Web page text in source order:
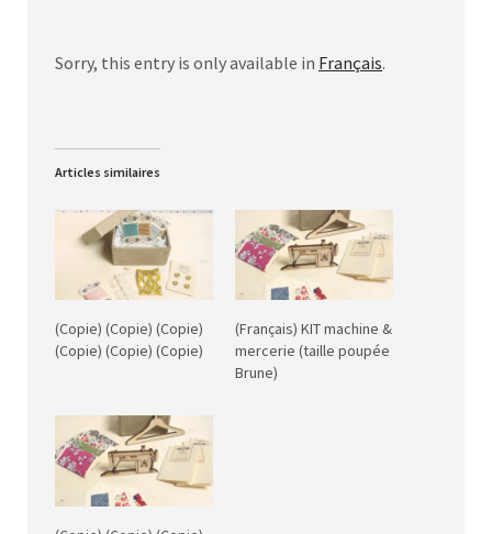
Sorry, this entry is only available in Français.
Articles similaires
(Copie) (Copie) (Copie)
(Copie) (Copie) (Copie)
(Français) KIT machine &
mercerie (taille poupée
Brune)